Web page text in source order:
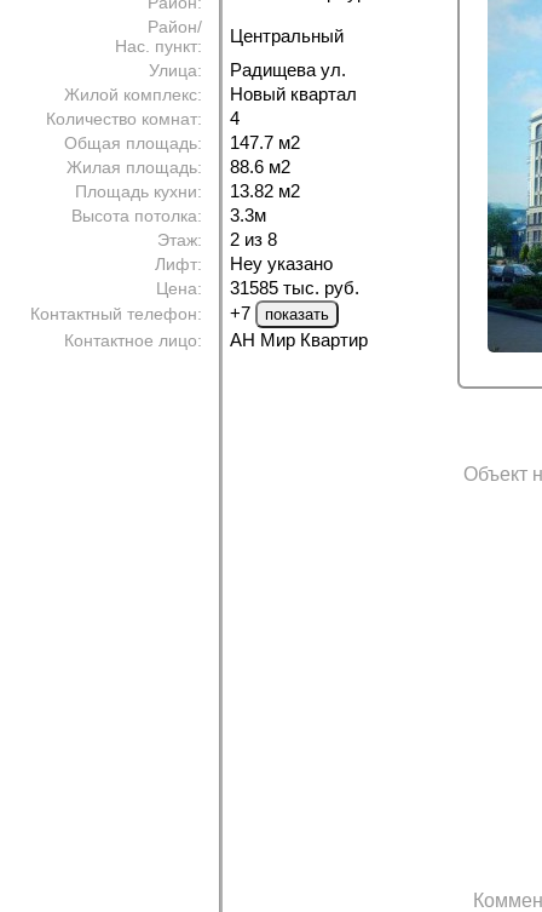
Район/
Нас. пункт:
Центральный
Улица: Радищева ул.
Жилой комплекс: Новый квартал
Количество комнат: 4
Общая площадь: 147.7 м2
Жилая площадь: 88.6 м2
Площадь кухни: 13.82 м2
Высота потолка: 3.3м
Этаж: 2 из 8
Лифт: Неу указано
Цена: 31585 тыс. руб.
Контактный телефон: +7
Контактное лицо: АН Мир Квартир
Объект